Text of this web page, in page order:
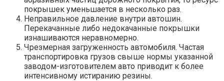
покрышек уменьшается в несколько раз.
Неправильное давление внутри автошин.
Перекачанные либо недокачанные покрышки
изнашиваются неравномерно.
Чрезмерная загруженность автомобиля. Частая
транспортировка грузов свыше нормы указанной
заводом-изготовителем авто приводит к более
интенсивному истиранию резины.